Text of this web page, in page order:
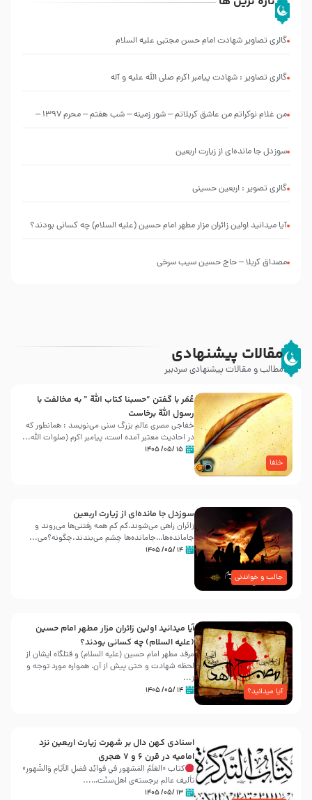
گالری تصاویر شهادت امام حسن مجتبی علیه السلام
گالری تصاویر : شهادت پیامبر اکرم صلی الله علیه و آله
من غلام نوکراتم من عاشق کربلاتم – شور زمینه – شب هفتم – محرم 1397 –
سوزدل جا مانده‌ای از زیارت اربعین
گالری تصویر : اربعین حسینی
آیا میدانید اولین زائران مزار مطهر امام حسین (علیه السلام) چه کسانی بودند؟
مصداق کربلا – حاج حسین سیب سرخی
مقالات پیشنهادی
مطالب و مقالات پیشنهادی سردبیر
خلفا
عُمَر با گفتن “حسبنا كتاب اللّه ” به مخالفت با
رسول اللّه برخاست
خفاجی مصری عالم بزرگ سنی می‌نویسد : همانطور که
در احادیث معتبر آمده است، پیامبر اکرم (صلوات اللّه...
۱۵ /۰۵/ ۱۴۰۵
جالب و خواندنی
سوزدل جا مانده‌ای از زیارت اربعین
زائران راهی می‌شوند،کم‌ کم همه رفتنی‌ها می‌روند و
جامانده‌ها…جامانده‌ها چشم می‌بندند.چگونه؟می‌...
۱۴ /۰۵/ ۱۴۰۵
آیا میدانید؟
آیا میدانید اولین زائران مزار مطهر امام حسین
(علیه السلام) چه کسانی بودند؟
مرقد مطهر امام حسین (علیه السلام) و قتلگاه ایشان از
لحظه شهادت و حتی پیش از آن، همواره مورد توجه و
ز...
۱۴ /۰۵/ ۱۴۰۵
اسنادی کهن دال بر شهرت زیارت اربعین نزد
امامیه در قرن ۶ و ۷ هجری
کتاب «العَلَمُ المَشهور في فَوائِدِ فَضلِ الأيّامِ وَالشُّهورِ»
تألیف عالم برجسته‌ی اهل‌سنّت…...
۱۳ /۰۵/ ۱۴۰۵